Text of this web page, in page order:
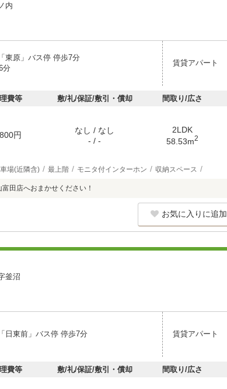
内
東原」バス停 停歩7分
分
賃貸アパート
費等 敷/礼/保証/敷引・償却 間取り/広さ
円
なし / なし
- / -
2LDK
58.53m2
場(近隣含) 最上階 モニタ付インターホン 収納スペース
田店へおまかせください！
お気に入りに追加
釜沼
日東前」バス停 停歩7分 賃貸アパート
費等 敷/礼/保証/敷引・償却 間取り/広さ